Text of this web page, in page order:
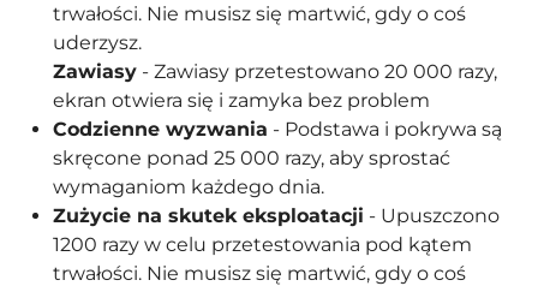
trwałości. Nie musisz się martwić, gdy o coś
uderzysz.
Zawiasy - Zawiasy przetestowano 20 000 razy,
ekran otwiera się i zamyka bez problem
Codzienne wyzwania - Podstawa i pokrywa są
skręcone ponad 25 000 razy, aby sprostać
wymaganiom każdego dnia.
Zużycie na skutek eksploatacji - Upuszczono
1200 razy w celu przetestowania pod kątem
trwałości. Nie musisz się martwić, gdy o coś